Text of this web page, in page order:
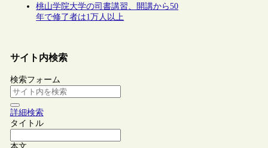
桃山学院大学の司書講習、開講から50
年で修了者は1万人以上
サイト内検索
検索フォーム
詳細検索
タイトル